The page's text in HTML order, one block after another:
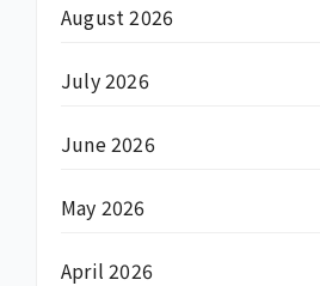
August 2026
July 2026
June 2026
May 2026
April 2026